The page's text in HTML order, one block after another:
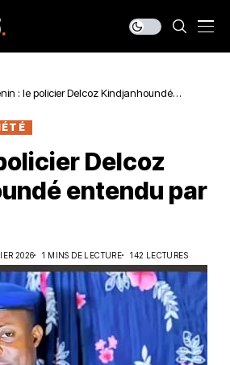
: le policier Delcoz Kindjanhoundé
Delcoz
entendu par
2026 1 MINS DE LECTURE 142 LECTURES